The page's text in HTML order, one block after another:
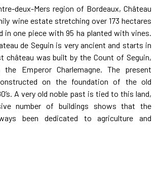
deux-Mers region of Bordeaux, Château
wine estate stretching over 173 hectares
in one piece with 95 ha planted with vines.
de Seguin is very ancient and starts in
château was built by the Count of Seguin,
Emperor Charlemagne. The present
on the foundation of the old
A very old noble past is tied to this land,
number of buildings shows that the
been dedicated to agriculture and